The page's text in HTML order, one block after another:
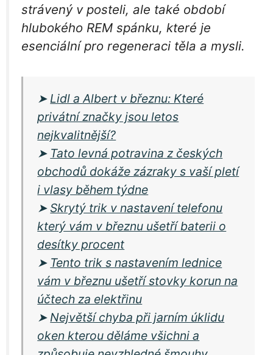
strávený v posteli, ale také období
hlubokého REM spánku, které je
esenciální pro regeneraci těla a mysli.
➤Lidl a Albert v březnu: Které
privátní značky jsou letos
nejkvalitnější?
➤ Tato levná potravina z českých
obchodů dokáže zázraky s vaší pletí
i vlasy během týdne
➤ Skrytý trik v nastavení telefonu
který vám v březnu ušetří baterii o
desítky procent
➤ Tento trik s nastavením lednice
vám v březnu ušetří stovky korun na
účtech za elektřinu
➤Největší chyba při jarním úklidu
oken kterou děláme všichni a